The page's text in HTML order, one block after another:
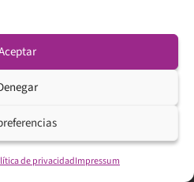
de privacidadImpressum